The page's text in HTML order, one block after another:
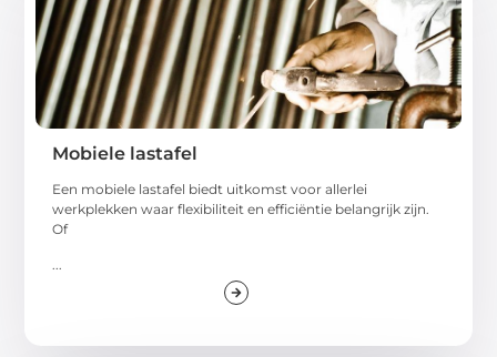
Mobiele lastafel
Een mobiele lastafel biedt uitkomst voor allerlei
werkplekken waar flexibiliteit en efficiëntie belangrijk zijn.
Of
...